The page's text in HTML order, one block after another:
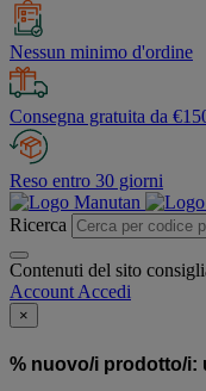
Nessun minimo d'ordine
Consegna gratuita da
Reso entro 30 giorni
Ricerca
Contenuti del sito
Account Accedi
×
% nuovo/i prodotto/i: